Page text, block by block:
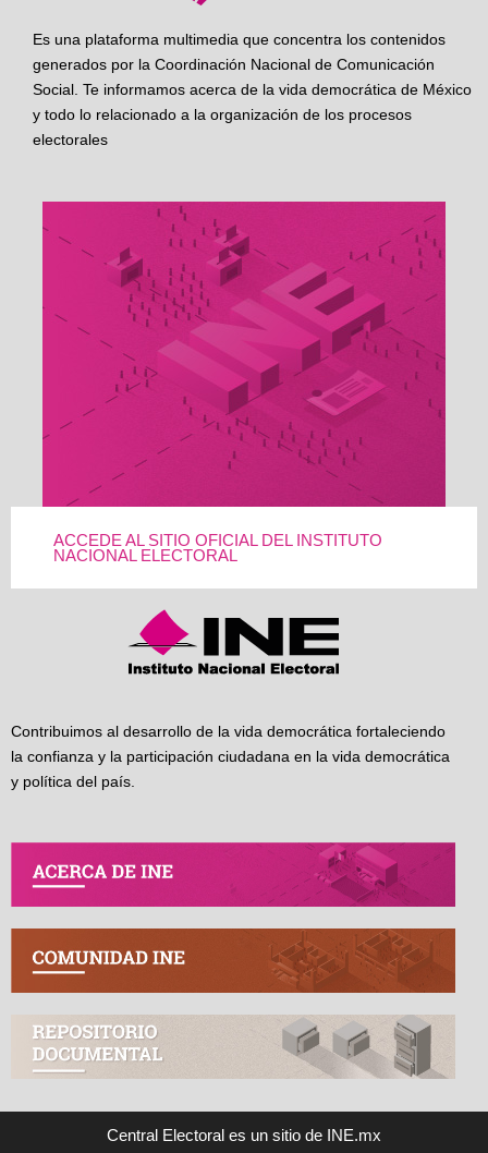
Es una plataforma multimedia que concentra los contenidos
generados por la Coordinación Nacional de Comunicación
Social. Te informamos acerca de la vida democrática de México
y todo lo relacionado a la organización de los procesos
electorales
ACCEDE AL SITIO OFICIAL DEL INSTITUTO
NACIONAL ELECTORAL
Contribuimos al desarrollo de la vida democrática fortaleciendo
la confianza y la participación ciudadana en la vida democrática
y política del país.
Central Electoral es un sitio de INE.mx